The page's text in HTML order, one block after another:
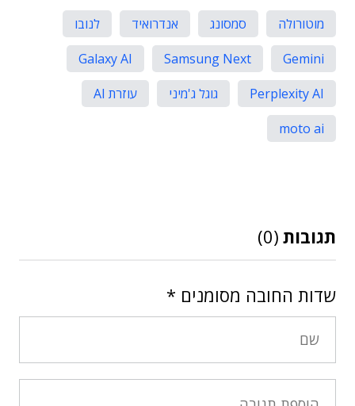
מוטורולה סמסונג אנדרואיד
לנובו
Gemini
Samsung Next
Galaxy AI
Perplexity AI
גוגל ג'מיני
עוזרת AI
moto ai
תגובות (0)
שדות החובה מסומנים *